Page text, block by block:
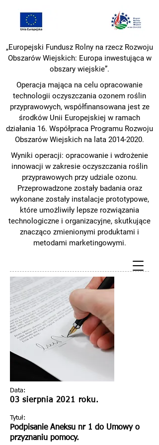
„Europejski Fundusz Rolny na rzecz Rozwoju
Obszarów Wiejskich: Europa inwestująca w
obszary wiejskie”.
Operacja mająca na celu opracowanie
technologii oczyszczania ozonem roślin
przyprawowych, współfinansowana jest ze
środków Unii Europejskiej w ramach
działania 16. Współpraca Programu Rozwoju
Obszarów Wiejskich na lata 2014-2020.
Wyniki operacji: opracowanie i wdrożenie
innowacji w zakresie oczyszczania roślin
przyprawowych przy udziale ozonu.
Przeprowadzone zostały badania oraz
wykonane zostały instalacje prototypowe,
które umożliwiły lepsze rozwiązania
technologiczne i organizacyjne, skutkujące
znacząco zmienionymi produktami i
metodami marketingowymi.
Data:
03 sierpnia 2021 roku.
Tytuł:
Podpisanie Aneksu nr 1 do Umowy o
przyznaniu pomocy.